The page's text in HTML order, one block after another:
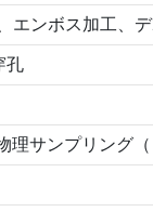
エンボス加工、
孔
サンプリング（